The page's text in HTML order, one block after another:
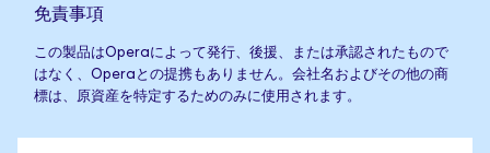
免責事項
この製品はOperaによって発行、後援、または承認されたもので
はなく、Operaとの提携もありません。会社名およびその他の商
標は、原資産を特定するためのみに使用されます。